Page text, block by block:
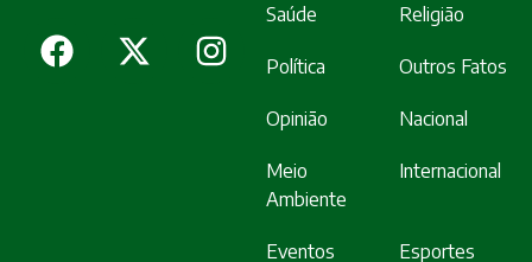
Saúde Religião
Política Outros Fatos
Opinião Nacional
Meio
Ambiente
Internacional
Eventos Esportes